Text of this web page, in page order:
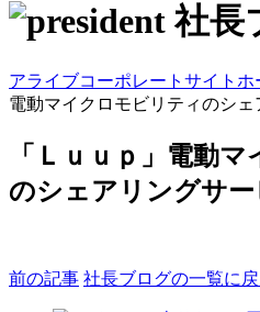
社長
アライブコーポレートサイト ホ
電動マイクロモビリティのシェ
「Ｌｕｕｐ」電動
のシェアリングサー
前の記事 社長ブログの一覧に戻